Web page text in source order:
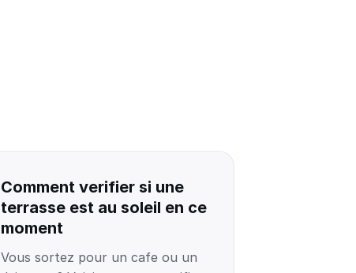
Comment verifier si une
terrasse est au soleil en ce
moment
Vous sortez pour un cafe ou un